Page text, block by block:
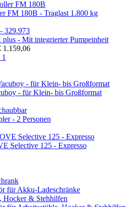
FM 180B - Traglast 1.800 kg
plus - Mit integrierter Pumpeinheit
1.159,06
- für Klein- bis Großformat
- 2 Personen
Selective 125 - Expresso
für Akku-Ladeschränke
Hocker & Stehhilfen